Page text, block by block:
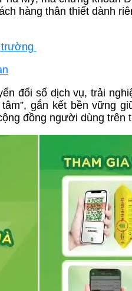
hàng thân thiết dành
đổi số dịch vụ, trải
gắn kết bền vững
đồng người dùng trên